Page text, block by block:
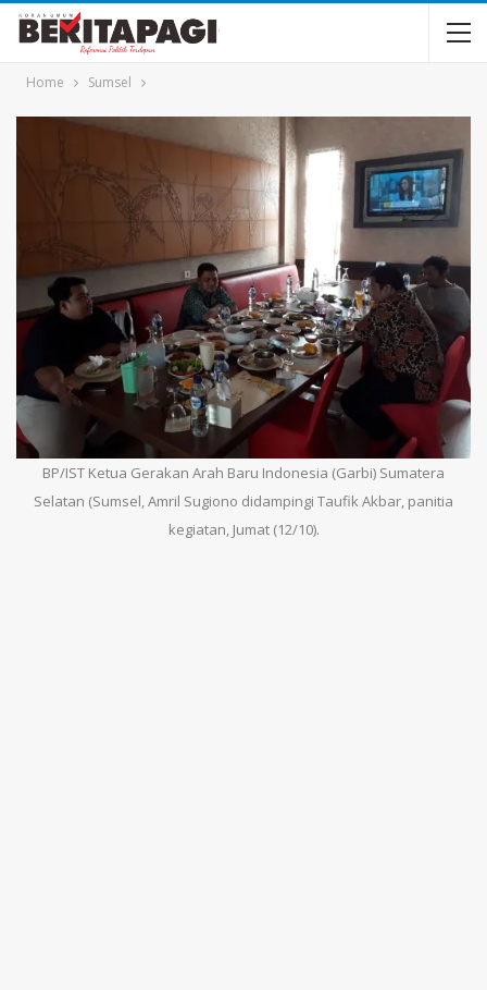
Home Sumsel
BP/IST Ketua Gerakan Arah Baru Indonesia (Garbi) Sumatera
Selatan (Sumsel, Amril Sugiono didampingi Taufik Akbar, panitia
kegiatan, Jumat (12/10).